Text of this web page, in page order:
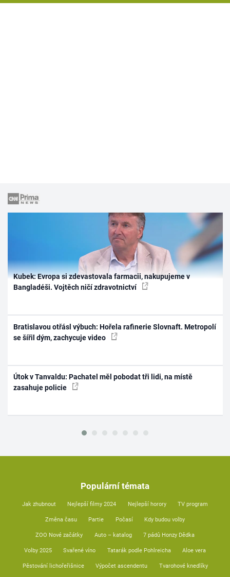
Kubek: Evropa si zdevastovala farmacii, nakupujeme v
Bangladéši. Vojtěch ničí zdravotnictví
Bratislavou otřásl výbuch: Hořela rafinerie Slovnaft. Metropolí
se šířil dým, zachycuje video
Útok v Tanvaldu: Pachatel měl pobodat tři lidi, na místě
zasahuje policie
Populární témata
Jak zhubnout Nejlepší filmy 2024 Nejlepší horory TV program
Změna času Partie Počasí Kdy budou volby
ZOO Nové začátky Auto – katalog 7 pádů Honzy Dědka
Volby 2025 Svařené víno Tatarák podle Pohlreicha Aloe vera
Pěstování lichořeřišnice Výpočet ascendentu Tvarohové knedlíky